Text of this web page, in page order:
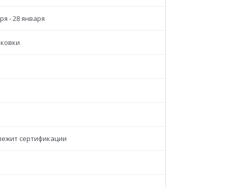
- 28 января
сертификации